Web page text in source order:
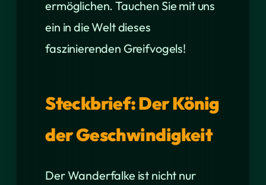
ermöglichen. Tauchen Sie mit uns
ein in die Welt dieses
faszinierenden Greifvogels!
Steckbrief: Der König
der Geschwindigkeit
Der Wanderfalke ist nicht nur